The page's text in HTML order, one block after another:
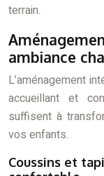
terrain.
ambiance
L’aménagement
accueillant et
suffisent à
vos enfants.
Coussins et